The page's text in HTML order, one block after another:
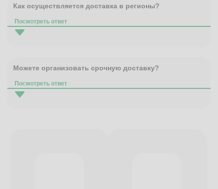
Как осуществляется доставка в регионы?
Посмотреть ответ
Можете организовать срочную доставку?
Посмотреть ответ